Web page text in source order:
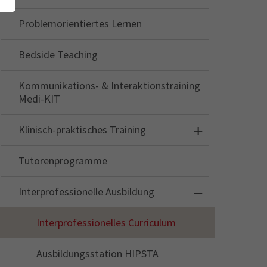
Problemorientiertes Lernen
Bedside Teaching
Kommunikations- & Interaktionstraining
Medi-KIT
Klinisch-praktisches Training
Tutorenprogramme
Interprofessionelle Ausbildung
Interprofessionelles Curriculum
Ausbildungsstation HIPSTA